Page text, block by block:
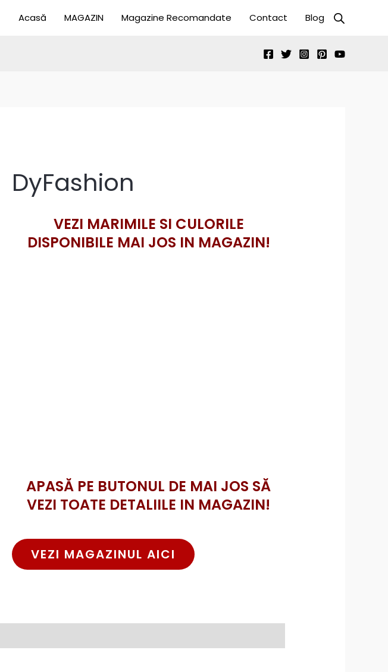
Acasă MAGAZIN Magazine Recomandate Contact Blog
DyFashion
VEZI MARIMILE SI CULORILE
DISPONIBILE MAI JOS IN MAGAZIN!
APASĂ PE BUTONUL DE MAI JOS SĂ
VEZI TOATE DETALIILE IN MAGAZIN!
VEZI MAGAZINUL AICI